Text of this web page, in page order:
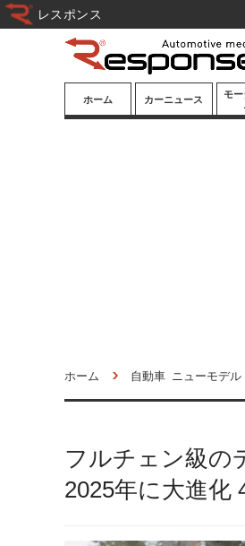
ホーム カーニュース
モー
ホーム 自動車 ニューモデル
フルチェン級の
2025年に大進化
レスポンス